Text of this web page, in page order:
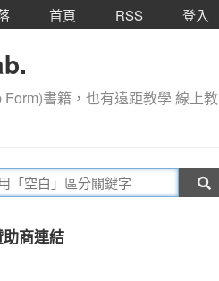
首頁 RSS 登入
書籍，也有遠距教學 線上教
商連結